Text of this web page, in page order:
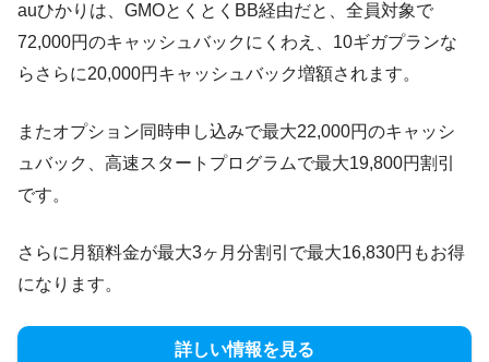
auひかりは、GMOとくとくBB経由だと、全員対象で
72,000円のキャッシュバックにくわえ、10ギガプランな
らさらに20,000円キャッシュバック増額されます。
またオプション同時申し込みで最大22,000円のキャッシ
ュバック、高速スタートプログラムで最大19,800円割引
です。
さらに月額料金が最大3ヶ月分割引で最大16,830円もお得
になります。
詳しい情報を見る